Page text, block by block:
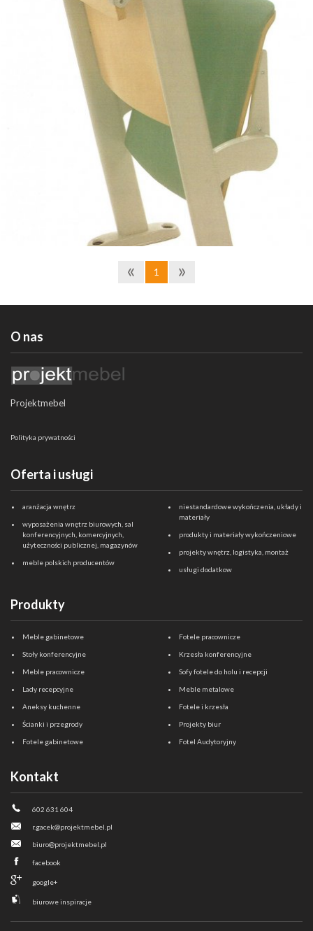
- tu fotel
jest przykładem wzorcowym. Została zapewniona
odpowiednia ergonomia i różnorodność detali
umożliwiających sprawne działanie fotela przez wiele lat.
Konstrukcja nośna wykonana z rury owalnej 60x30x2
3 rodzaje stopy proponowane do tego fotela
Stelaż malowany proszkowo, kolory z palety RAL
Siedzisko i oparcie wykonane ze sklejki o grubości 12 mm,
profilowanej 3D zgodnie z opracowanym przez Instytut
Wzornictwa Przemysłowego programem "Kryteria
Siedzisko posiada podgięcie podkolanowe i muldę dla
guzów kulszowych. Oparcie ma kształt kubełka z
« 1 »
O nas
Projektmebel
Polityka prywatności
Oferta i usługi
aranżacja wnętrz
wyposażenia wnętrz biurowych, sal
konferencyjnych, komercyjnych,
użyteczności publicznej, magazynów
meble polskich producentów
niestandardowe wykończenia, układy i
materiały
produkty i materiały wykończeniowe
projekty wnętrz, logistyka, montaż
usługi dodatkow
Produkty
Meble gabinetowe
Stoły konferencyjne
Meble pracownicze
Lady recepcyjne
Aneksy kuchenne
Ścianki i przegrody
Fotele gabinetowe
Fotele pracownicze
Krzesła konferencyjne
Sofy fotele do holu i recepcji
Meble metalowe
Fotele i krzesła
Projekty biur
Fotel Audytoryjny
Kontakt
602 631 604
r.gacek@projektmebel.pl
biuro@projektmebel.pl
facebook
google+
biurowe inspiracje